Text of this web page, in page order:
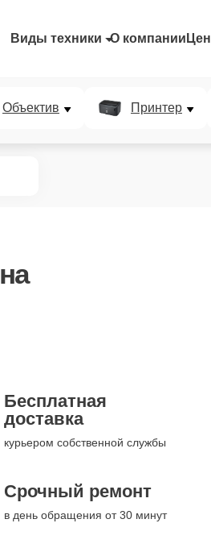
Виды техники О компании
Объектив Принтер
на
Бесплатная
доставка
курьером собственной службы
Срочный ремонт
в день обращения от 30 минут